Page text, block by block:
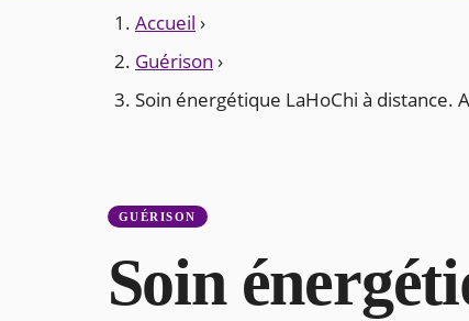
Accueil ›
Guérison ›
Soin énergétique LaHoChi à distance.
GUÉRISON
Soin